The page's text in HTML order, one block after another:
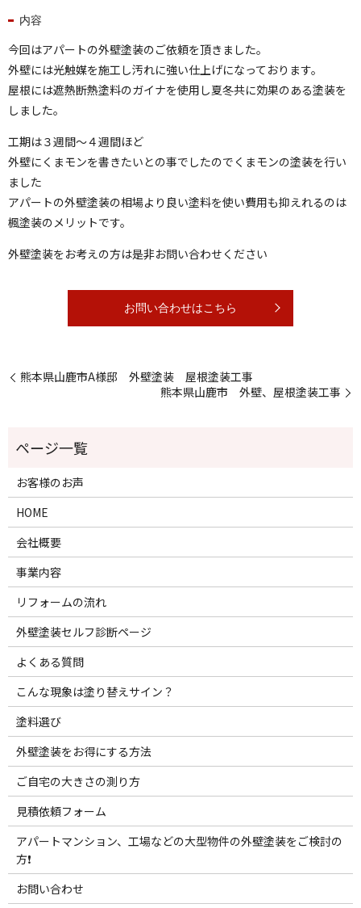
内容
今回はアパートの外壁塗装のご依頼を頂きました。
外壁には光触媒を施工し汚れに強い仕上げになっております。
屋根には遮熱断熱塗料のガイナを使用し夏冬共に効果のある塗装を
しました。
工期は３週間〜４週間ほど
外壁にくまモンを書きたいとの事でしたのでくまモンの塗装を行い
ました
アパートの外壁塗装の相場より良い塗料を使い費用も抑えれるのは
楓塗装のメリットです。
外壁塗装をお考えの方は是非お問い合わせください
お問い合わせはこちら
熊本県山鹿市A様邸 外壁塗装 屋根塗装工事
熊本県山鹿市 外壁、屋根塗装工事
お客様のお声
HOME
会社概要
事業内容
リフォームの流れ
外壁塗装セルフ診断ページ
よくある質問
こんな現象は塗り替えサイン？
塗料選び
外壁塗装をお得にする方法
ご自宅の大きさの測り方
見積依頼フォーム
アパートマンション、工場などの大型物件の外壁塗装をご検討の
方❗️
お問い合わせ